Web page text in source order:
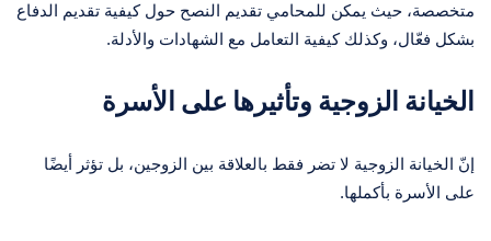
متخصصة، حيث يمكن للمحامي تقديم النصح حول كيفية تقديم الدفاع
بشكل فعّال، وكذلك كيفية التعامل مع الشهادات والأدلة.
الخيانة الزوجية وتأثيرها على الأسرة
إنّ الخيانة الزوجية لا تضر فقط بالعلاقة بين الزوجين، بل تؤثر أيضًا
على الأسرة بأكملها.